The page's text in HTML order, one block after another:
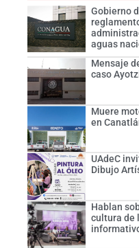
Gobierno
aguas
Mensaje
caso
Muere
en
UAdeC
Dibujo
Hablan
cultura de